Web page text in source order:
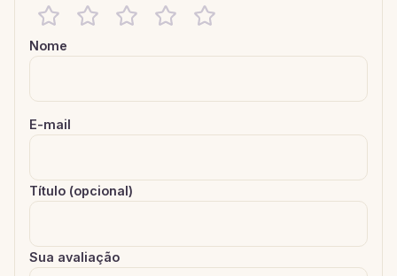
Nome
E-mail
Título (opcional)
Sua avaliação